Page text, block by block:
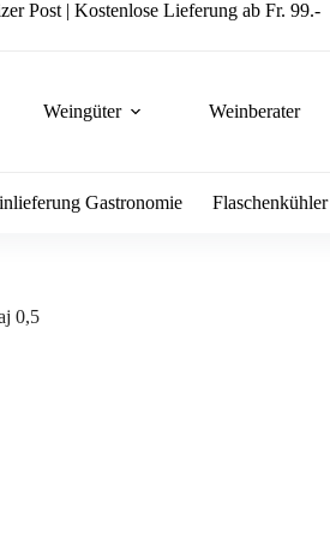
Post | Kostenlose Lieferung ab Fr. 99.-
Weingüter Weinberater
Gastronomie Flaschenkühler
0,5